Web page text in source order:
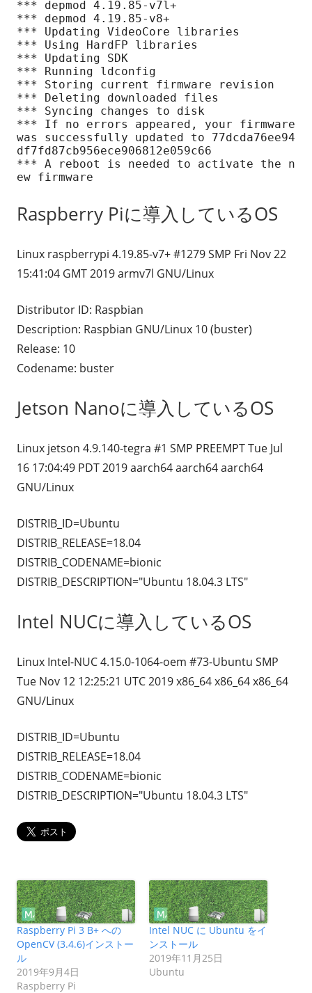
*** depmod 4.19.85-v7l+
*** depmod 4.19.85-v8+
*** Updating VideoCore libraries
*** Using HardFP libraries
*** Updating SDK
*** Running ldconfig
*** Storing current firmware revision
*** Deleting downloaded files
*** Syncing changes to disk
*** If no errors appeared, your firmware
was successfully updated to 77dcda76ee94
df7fd87cb956ece906812e059c66
*** A reboot is needed to activate the n
ew firmware
Raspberry Piに導入しているOS
Linux raspberrypi 4.19.85-v7+ #1279 SMP Fri Nov 22
15:41:04 GMT 2019 armv7l GNU/Linux
Distributor ID: Raspbian
Description: Raspbian GNU/Linux 10 (buster)
Release: 10
Codename: buster
Jetson Nanoに導入しているOS
Linux jetson 4.9.140-tegra #1 SMP PREEMPT Tue Jul
16 17:04:49 PDT 2019 aarch64 aarch64 aarch64
GNU/Linux
DISTRIB_ID=Ubuntu
DISTRIB_RELEASE=18.04
DISTRIB_CODENAME=bionic
DISTRIB_DESCRIPTION="Ubuntu 18.04.3 LTS"
Intel NUCに導入しているOS
Linux Intel-NUC 4.15.0-1064-oem #73-Ubuntu SMP
Tue Nov 12 12:25:21 UTC 2019 x86_64 x86_64 x86_64
GNU/Linux
DISTRIB_ID=Ubuntu
DISTRIB_RELEASE=18.04
DISTRIB_CODENAME=bionic
DISTRIB_DESCRIPTION="Ubuntu 18.04.3 LTS"
Raspberry Pi 3 B+ への
OpenCV (3.4.6)インストー
ル
2019年9月4日
Raspberry Pi
Intel NUC に Ubuntu をイ
ンストール
2019年11月25日
Ubuntu